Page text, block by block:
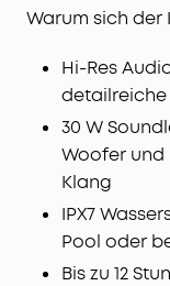
Warum sich der
Hi-Res
30 W
Woofer und
Klang
IPX7
Pool oder
Bis zu 12